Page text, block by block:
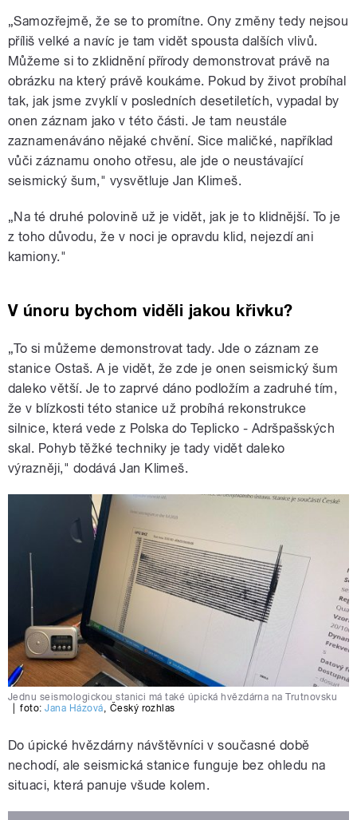
„Samozřejmě, že se to promítne. Ony změny tedy nejsou
příliš velké a navíc je tam vidět spousta dalších vlivů.
Můžeme si to zklidnění přírody demonstrovat právě na
obrázku na který právě koukáme. Pokud by život probíhal
tak, jak jsme zvyklí v posledních desetiletích, vypadal by
onen záznam jako v této části. Je tam neustále
zaznamenáváno nějaké chvění. Sice maličké, například
vůči záznamu onoho otřesu, ale jde o neustávající
seismický šum," vysvětluje Jan Klimeš.
„Na té druhé polovině už je vidět, jak je to klidnější. To je
z toho důvodu, že v noci je opravdu klid, nejezdí ani
kamiony."
V únoru bychom viděli jakou křivku?
„To si můžeme demonstrovat tady. Jde o záznam ze
stanice Ostaš. A je vidět, že zde je onen seismický šum
daleko větší. Je to zaprvé dáno podložím a zadruhé tím,
že v blízkosti této stanice už probíhá rekonstrukce
silnice, která vede z Polska do Teplicko - Adršpašských
skal. Pohyb těžké techniky je tady vidět daleko
výrazněji," dodává Jan Klimeš.
Jednu seismologickou stanici má také úpická hvězdárna na Trutnovsku
foto:Jana Házová, Český rozhlas
Do úpické hvězdárny návštěvníci v současné době
nechodí, ale seismická stanice funguje bez ohledu na
situaci, která panuje všude kolem.